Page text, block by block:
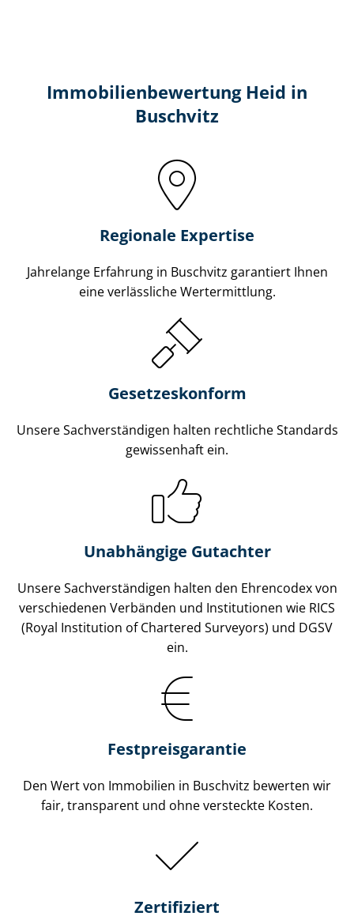
Immobilien­bewertung Heid in
Buschvitz
Regionale Expertise
Jahrelange Erfahrung in Buschvitz garantiert Ihnen
eine verlässliche Wertermittlung.
Gesetzes­konform
Unsere Sach­ver­stän­di­gen halten rechtliche Standards
gewissenhaft ein.
Unabhängige Gutachter
Unsere Sach­ver­stän­di­gen halten den Ehrencodex von
verschiedenen Verbänden und Institutionen wie RICS
(Royal Institution of Chartered Surveyors) und DGSV
ein.
Festpreis​garantie
Den Wert von Immobilien in Buschvitz bewerten wir
fair, transparent und ohne versteckte Kosten.
Zertifiziert